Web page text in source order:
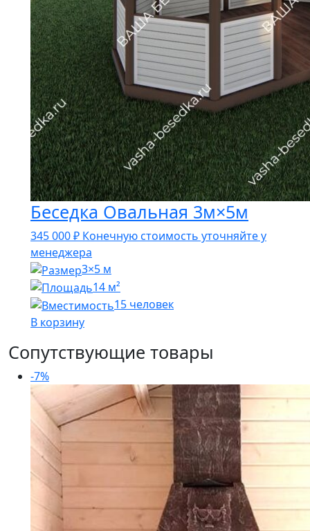
Беседка Овальная 3м×5м
345 000₽ Конечную стоимость уточняйте у
менеджера
3×5 м
14 м²
15 человек
В корзину
Сопутствующие товары
-7%